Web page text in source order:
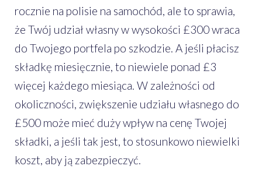
rocznie na polisie na samochód, ale to sprawia,
że Twój udział własny w wysokości £300 wraca
do Twojego portfela po szkodzie. A jeśli płacisz
składkę miesięcznie, to niewiele ponad £3
więcej każdego miesiąca. W zależności od
okoliczności, zwiększenie udziału własnego do
£500 może mieć duży wpływ na cenę Twojej
składki, a jeśli tak jest, to stosunkowo niewielki
koszt, aby ją zabezpieczyć.